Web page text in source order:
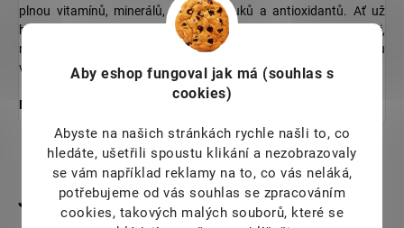
Aby eshop fungoval jak má (souhlas s
cookies)
Abyste na našich stránkách rychle našli to, co
hledáte, ušetřili spoustu klikání a nezobrazovaly
se vám například reklamy na to, co vás neláká,
potřebujeme od vás souhlas se zpracováním
cookies, takových malých souborů, které se
plnou vitamínů, minerálů, zdravých tuků a antioxidantů. Ať už
hledáte
rychlou svačinu do práce, výživový základ pro snídani,
nebo zdravou variantu mlsání pro děti, NutFru je tou správnou
volbou.
NutFru – přirozená cesta k lepšímu zdraví a energii každý den.